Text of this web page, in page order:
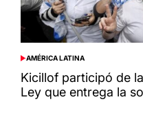
POSTED
IN
AMÉRICA LATINA
Kicillof participó de
Ley que entrega la